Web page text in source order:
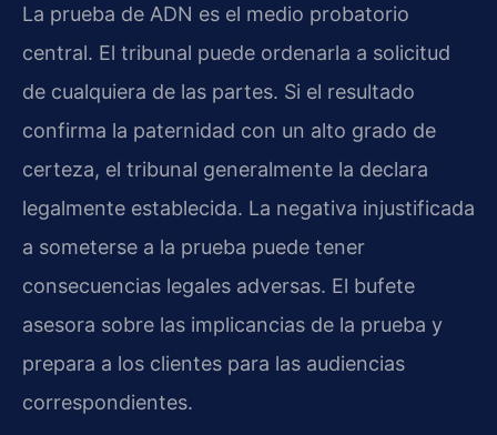
La prueba de ADN es el medio probatorio
central. El tribunal puede ordenarla a solicitud
de cualquiera de las partes. Si el resultado
confirma la paternidad con un alto grado de
certeza, el tribunal generalmente la declara
legalmente establecida. La negativa injustificada
a someterse a la prueba puede tener
consecuencias legales adversas. El bufete
asesora sobre las implicancias de la prueba y
prepara a los clientes para las audiencias
correspondientes.